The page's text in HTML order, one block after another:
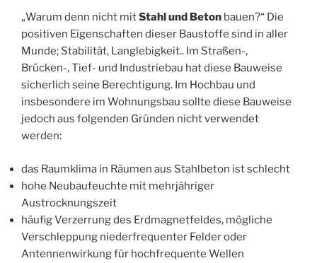
„Warum denn nicht mitStahl und Beton bauen?“ Die
positiven Eigenschaften dieser Baustoffe sind in aller
Munde; Stabilität, Langlebigkeit.. Im Straßen-,
Brücken-, Tief- und Industriebau hat diese Bauweise
sicherlich seine Berechtigung. Im Hochbau und
insbesondere im Wohnungsbau sollte diese Bauweise
jedoch aus folgenden Gründen nicht verwendet
werden:
das Raumklima in Räumen aus Stahlbeton ist schlecht
hohe Neubaufeuchte mit mehrjähriger
Austrocknungszeit
häufig Verzerrung des Erdmagnetfeldes, mögliche
Verschleppung niederfrequenter Felder oder
Antennenwirkung für hochfrequente Wellen